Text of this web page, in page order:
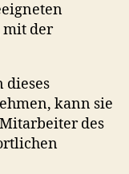
mit der
dieses
kann sie
des